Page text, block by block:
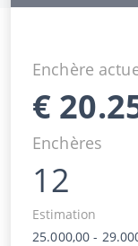
Enchère
€
Enchères
12
Estimation
25.000,00 -